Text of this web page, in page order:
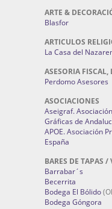
ARTE &
Blasfor
ARTICULOS
La Casa del
ASESORIA
Perdomo Asesores
ASOCIACIONES
Aseigraf.
Gráficas de
APOE. Asociación
España
BARES DE TAPAS /
Barrabar´s
Becerrita
Bodega El Bólido
Bodega Góngora